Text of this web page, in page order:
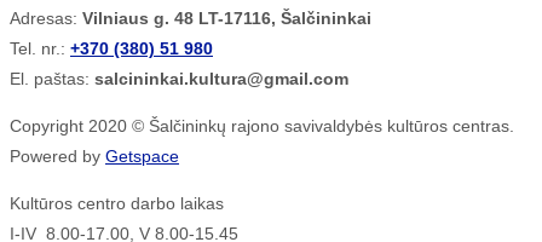
Adresas: Vilniaus g. 48 LT-17116, Šalčininkai
Tel. nr.: +370 (380) 51 980
El. paštas: salcininkai.kultura@gmail.com
Copyright 2020 © Šalčininkų rajono savivaldybės kultūros centras.
Powered by Getspace
Kultūros centro darbo laikas
I-IV 8.00-17.00, V 8.00-15.45